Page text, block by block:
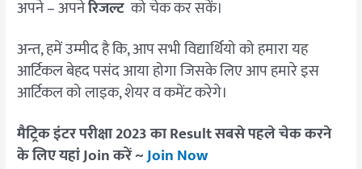
अपने – अपनेरिजल्ट को चेक कर सकें।
अन्त, हमें उम्मीद है कि, आप सभी विद्यार्थियो को हमारा यह
आर्टिकल बेहद पसंद आया होगा जिसके लिए आप हमारे इस
आर्टिकल को लाइक, शेयर व कमेंट करेगे।
मैट्रिक इंटर परीक्षा 2023 का Result सबसे पहले चेक करने
के लिए यहां Join करें ~Join Now